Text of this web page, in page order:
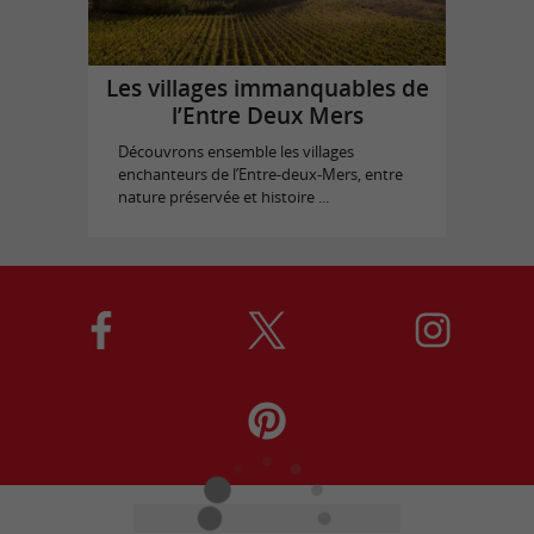
Les villages immanquables de
l’Entre Deux Mers
Découvrons ensemble les villages
enchanteurs de l’Entre-deux-Mers, entre
nature préservée et histoire ...